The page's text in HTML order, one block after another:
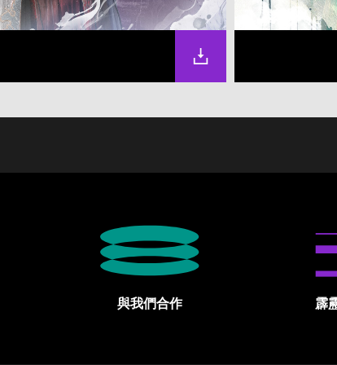
與我們合作 霹